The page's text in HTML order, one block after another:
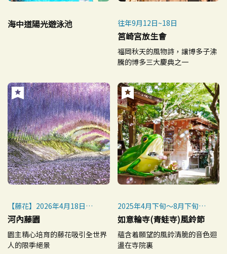
海中道陽光遊泳池 往年9月12日~18日
筥崎宮放生會
福岡秋天的風物詩，讓博多子沸
騰的博多三大慶典之一
【藤花】2026年4月18日
（六）～5月6日（三・補假）
【紅葉】每年約11月中旬～
12月上旬
河內藤園
園主精心培育的藤花吸引全世界
人的限季絕景
2025年4月下旬～8月下旬
（預定）
如意輪寺(青蛙寺)風鈴節
蘊含着願望的風鈴清脆的音色迴
盪在寺院裏